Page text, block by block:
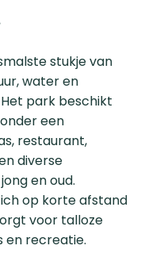
stukje van
water en
park beschikt
een
restaurant,
diverse
en oud.
op korte afstand
voor talloze
en recreatie.